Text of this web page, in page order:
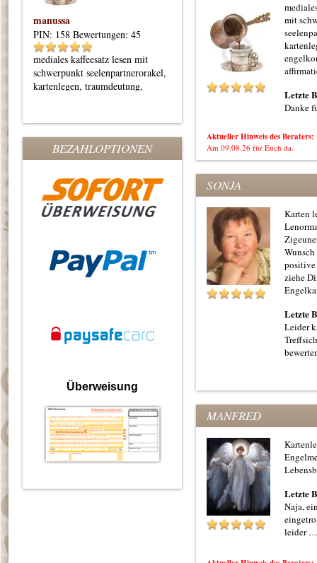
manussa
PIN: 158 Bewertungen: 45
mediales kaffeesatz lesen mit
schwerpunkt seelenpartnerorakel,
kartenlegen, traumdeutung,
Elana-weisse Fee
Bewertungen: 19
Bin hellsichtiges Engelmedium,
lege Skat- Lenormand- und
Tarotkarten mit praktischen
BEZAHLOPTIONEN
Überweisung
mit
Letzte
Danke
Aktueller Hinweis des Beraters:
Am 09.08.26 für Euch da.
SONJA
Karten
positive
ziehe
Letzte
Leider
MANFRED
Letzte
Naja,
leider …